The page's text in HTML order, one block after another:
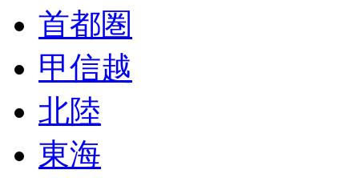
首都圏
甲信越
北陸
東海